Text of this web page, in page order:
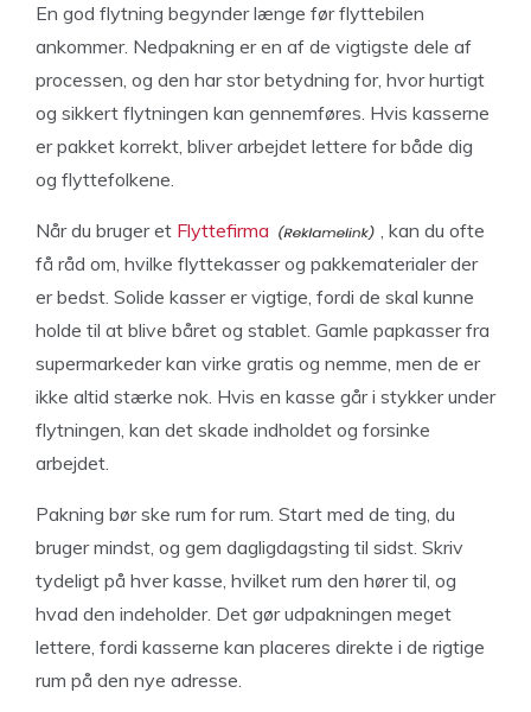
En god flytning begynder længe før flyttebilen
ankommer. Nedpakning er en af de vigtigste dele af
processen, og den har stor betydning for, hvor hurtigt
og sikkert flytningen kan gennemføres. Hvis kasserne
er pakket korrekt, bliver arbejdet lettere for både dig
og flyttefolkene.
Når du bruger et Flyttefirma
, kan du ofte
få råd om, hvilke flyttekasser og pakkematerialer der
er bedst. Solide kasser er vigtige, fordi de skal kunne
holde til at blive båret og stablet. Gamle papkasser fra
supermarkeder kan virke gratis og nemme, men de er
ikke altid stærke nok. Hvis en kasse går i stykker under
flytningen, kan det skade indholdet og forsinke
arbejdet.
Pakning bør ske rum for rum. Start med de ting, du
bruger mindst, og gem dagligdagsting til sidst. Skriv
tydeligt på hver kasse, hvilket rum den hører til, og
hvad den indeholder. Det gør udpakningen meget
lettere, fordi kasserne kan placeres direkte i de rigtige
rum på den nye adresse.